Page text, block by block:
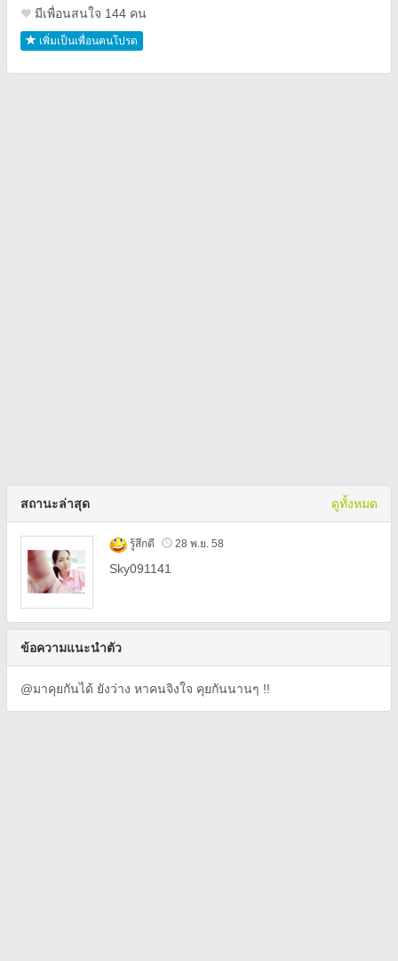
มีเพื่อนสนใจ 144 คน
เพิ่มเป็นเพื่อนคนโปรด
สถานะล่าสุด ดูทั้งหมด
รู้สึกดี 28 พ.ย. 58
Sky091141
ข้อความแนะนำตัว
@มาคุยกันได้ ยังว่าง หาคนจิงใจ คุยกันนานๆ !!